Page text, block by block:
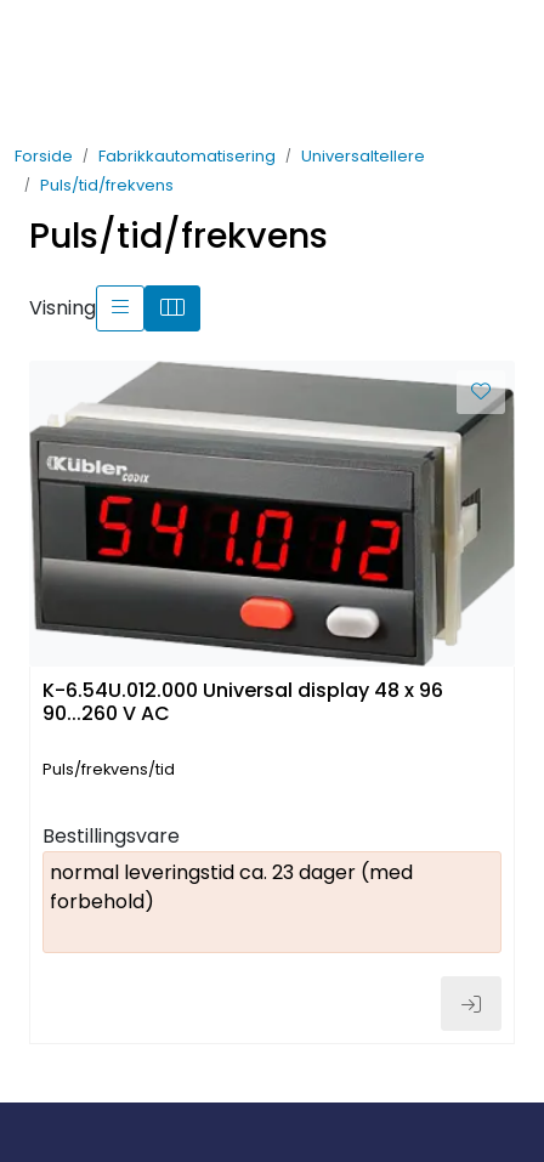
Forside Fabrikkautomatisering
Universaltellere
Puls/tid/frekvens
Puls/tid/frekvens
Visning
K-6.54U.012.000 Universal display 48 x 96
90...260 V AC
Puls/frekvens/tid
Bestillingsvare
normal leveringstid ca. 23 dager (med
forbehold)
Fabrikkautomatisering
Prosessautomatisering
Kontakt oss
Nytt og Nyttig
Bærekraft